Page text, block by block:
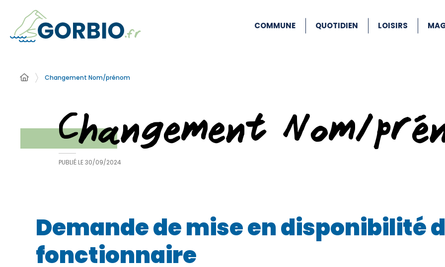
COMMUNE QUOTIDIEN LOISIRS
Changement Nom/prénom
Changement Nom/
PUBLIÉ LE30/09/2024
Demande de mise en disponibilité
fonctionnaire